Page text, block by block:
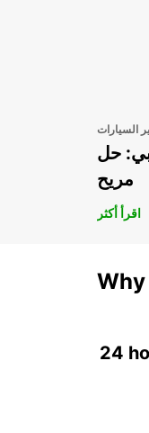
السيارات
حل
مريح
اقرأ أكثر
24